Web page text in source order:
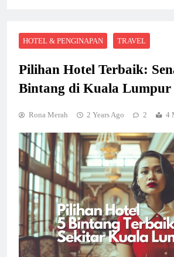
HOTEL & PENGINAPAN TRAVEL
Pilihan Hotel Terbaik:
Bintang di Kuala Lumpur
Rona Merah 2 Years Ago 2 4